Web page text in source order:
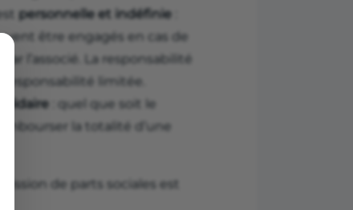
personnelle et indéfinie
être engagés en cas de
l’associé. La responsabilité
responsabilité limitée.
solidaire : quel que soit le
la totalité d’une
de parts sociales est